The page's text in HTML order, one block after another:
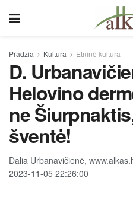
Pradžia Kultūra Etninė kultūra
D.
Helovino
ne
šventė!
Dalia Urbanavičienė,
2023-11-05 22:26:00